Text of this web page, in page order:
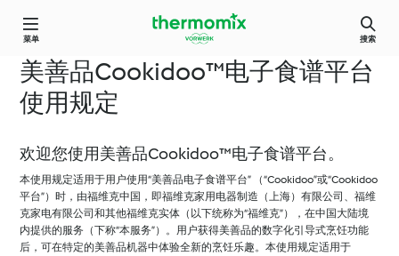
菜单 搜索
美善品Cookidoo™电子食谱平台
使用规定
欢迎您使用美善品Cookidoo™电子食谱平台。
本使用规定适用于用户使用“美善品电子食谱平台” （“Cookidoo”或“Cookidoo
平台”）时，由福维克中国，即福维克家用电器制造（上海）有限公司、福维
克家电有限公司和其他福维克实体（以下统称为“福维克”），在中国大陆境
内提供的服务（下称“本服务”）。用户获得美善品的数字化引导式烹饪功能
后，可在特定的美善品机器中体验全新的烹饪乐趣。本使用规定适用于